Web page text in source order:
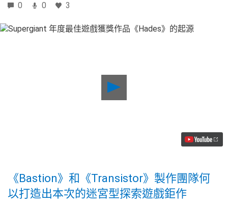
0 0 3
年
作
品
《Hades》
《Bastion》和《Transistor》製作團隊何
以打造出本次的迷宮型探索遊戲鉅作